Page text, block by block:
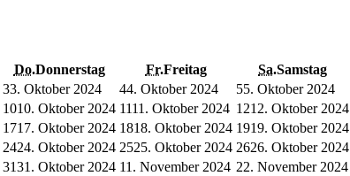
Do.Donnerstag Fr.Freitag Sa.Samstag
33. Oktober 2024 44. Oktober 2024 55. Oktober 2024
1010. Oktober 2024 1111. Oktober 2024 1212. Oktober 2024
1717. Oktober 2024 1818. Oktober 2024 1919. Oktober 2024
2424. Oktober 2024 2525. Oktober 2024 2626. Oktober 2024
3131. Oktober 2024 11. November 2024 22. November 2024